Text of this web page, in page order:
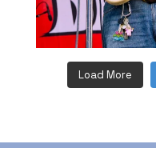
Load More